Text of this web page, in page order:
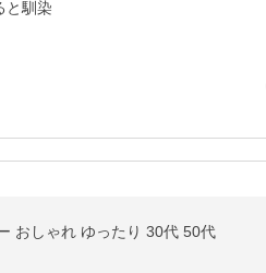
と馴染
おしゃれ ゆったり 30代 50代